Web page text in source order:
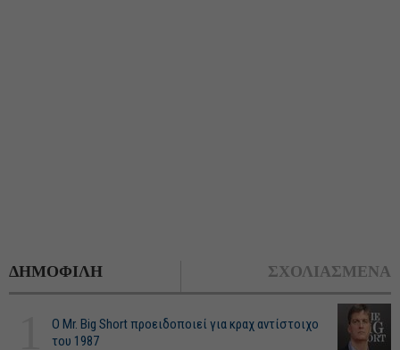
ΔΗΜΟΦΙΛΗ ΣΧΟΛΙΑΣΜΕΝΑ
O Mr. Big Short προειδοποιεί για κραχ αντίστοιχο
του 1987